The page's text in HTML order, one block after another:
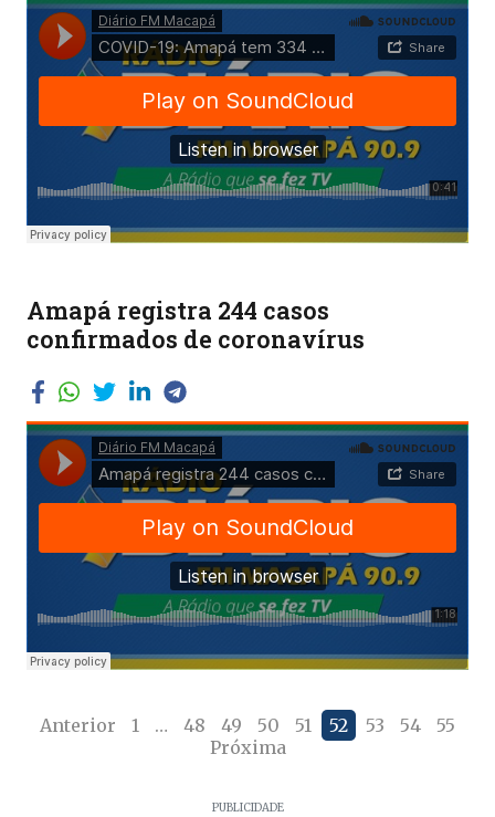
Amapá registra 244 casos
confirmados de coronavírus
Anterior 1 … 48 49 50 51 52 53 54
55
Próxima
PUBLICIDADE